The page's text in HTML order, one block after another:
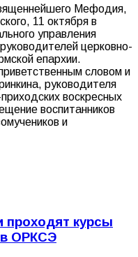
Мефодия,
11 октября в
управления
церковно-
епархии.
словом и
руководителя
воскресных
воспитанников
и
проходят курсы
ОРКСЭ